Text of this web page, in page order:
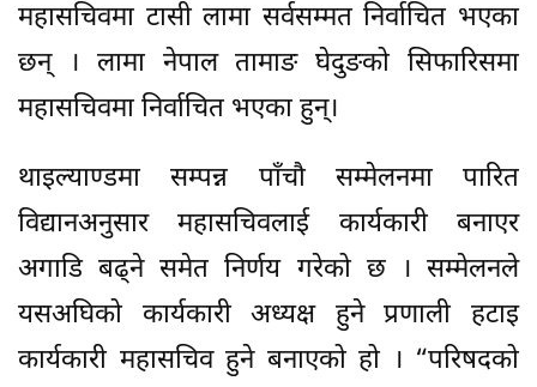
महासचिवमा टासी लामा सर्वसम्मत निर्वाचित भएका
छन् । लामा नेपाल तामाङ घेदुङको सिफारिसमा
महासचिवमा निर्वाचित भएका हुन्।
थाइल्याण्डमा सम्पन्न पाँचौ सम्मेलनमा पारित
विद्यानअनुसार महासचिवलाई कार्यकारी बनाएर
अगाडि बढ्ने समेत निर्णय गरेको छ । सम्मेलनले
यसअघिको कार्यकारी अध्यक्ष हुने प्रणाली हटाइ
कार्यकारी महासचिव हुने बनाएको हो । “परिषदको